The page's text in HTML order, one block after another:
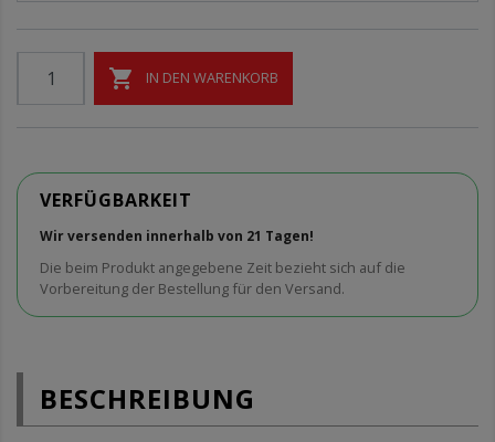
 IN DEN WARENKORB
VERFÜGBARKEIT
Wir versenden innerhalb von 21 Tagen!
Die beim Produkt angegebene Zeit bezieht sich auf die
Vorbereitung der Bestellung für den Versand.
BESCHREIBUNG